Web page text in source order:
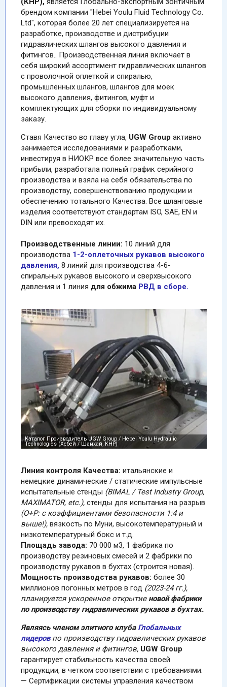
брендом компании "Hebei Youlu Fluid Technology Co.
Ltd", которая более 20 лет специализируется на
разработке, производстве и дистрибуции
гидравлических шлангов высокого давления и
фитингов.. Производственная линия включает в
себя широкий ассортимент гидравлических шлангов
с проволочной оплеткой и спиралью,
промышленных шлангов, шлангов для моек
высокого давления, фитингов, муфт и
комплектующих для сборки по индивидуальному
заказу.
Ставя Качество во главу угла, UGW Group активно
занимается исследованиями и разработками,
инвестируя в НИОКР все более значительную часть
прибыли, разработала полный график серийного
производства и взяла на себя обязательства по
производству, совершенствованию продукции и
обеспечению тотального Качества. Все шланговые
изделия соответствуют стандартам ISO, SAE, EN и
DIN или превосходят их.
Производственные линии: 10 линий для
производства 1-2-оплеточных рукавов высокого
давления, 8 линий для производства 4-6-
спиральных рукавов высокого и сверхвысокого
давления и 1 линия для обжима РВД в сборе.
Линия контроля Качества: итальянские и
немецкие динамические / статические импульсные
испытательные стенды (BIMAL / Test Industry Group,
MAXIMATOR, etc.), стенды для испытания на разрыв
(О+Р: с коэффициентами безопасности 1:4 и
выше!), вязкость по Муни, высокотемпературный и
низкотемпературный бокс и т.д.
Площадь завода: 70 000 м3, 1 фабрика по
производству резиновых смесей и 2 фабрики по
производству рукавов в бухтах (строится новая).
Мощность производства рукавов: более 30
миллионов погонных метров в год (2023-24 гг.),
планируется ускоренное открытие новой фабрики
по производству гидравлических рукавов в бухтах.
Являясь членом элитного клуба Глобальных
лидеров по производству гидравлических рукавов
высокого давления и фитингов, UGW Group
гарантирует стабильность качества своей
продукции, в четком соответствии с требованиями:
— Сертификации системы управления качеством